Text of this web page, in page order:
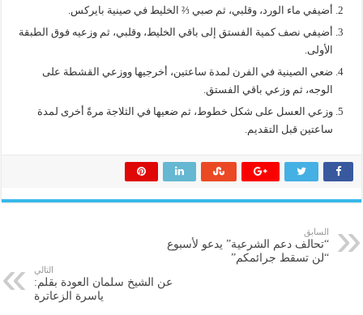
أضيفي ماء الورد، وقلبي، ثم صبي ⅔ الخليط في صينية بايركس.
أضيفي نصف كمية الفستق إلى باقي الخليط، وقلبي، ثم وزعيه فوق الطبقة
الأولى.
ضعي الصينية في الفرن لمدة ساعتين، أخرجيها ووزعي القشطة على
الوجه، ثم وزعي باقي الفستق.
وزعي العسل على شكل خطوط، ثم ضعيها في الثلاجة مرةً أخرى لمدة
ساعتين قبل التقديم.
السابق
“تحالف دعم الشرعية” يدعو لأسبوع
“لن تسقط جرائمكم”
التالي
عن الشيخ سلمان العودة بقلم:
ياسرة الزعاترة